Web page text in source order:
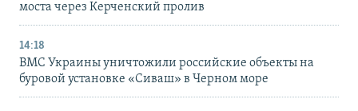
моста через Керченский пролив
14:18
ВМС Украины уничтожили российские объекты на
буровой установке «Сиваш» в Черном море